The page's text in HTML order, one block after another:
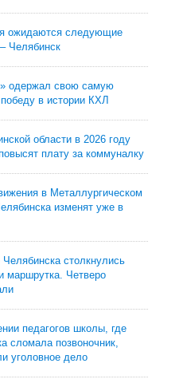
ожидаются следующие
Челябинск
одержал свою самую
в истории КХЛ
области в 2026 году
плату за коммуналку
в Металлургическом
изменят уже в
Челябинска столкнулись
маршрутка. Четверо
педагогов школы, где
сломала позвоночник,
уголовное дело